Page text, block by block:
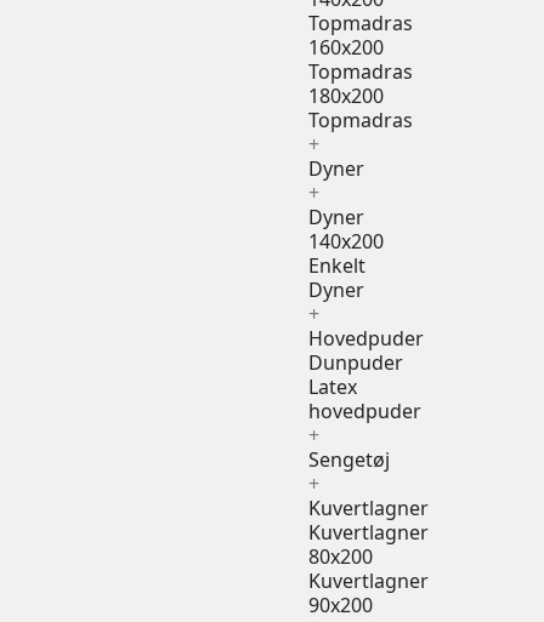
Topmadras
160x200
Topmadras
180x200
Topmadras
+
Dyner
+
Dyner
140x200
Enkelt
Dyner
+
Hovedpuder
Dunpuder
Latex
hovedpuder
+
Sengetøj
+
Kuvertlagner
Kuvertlagner
80x200
Kuvertlagner
90x200